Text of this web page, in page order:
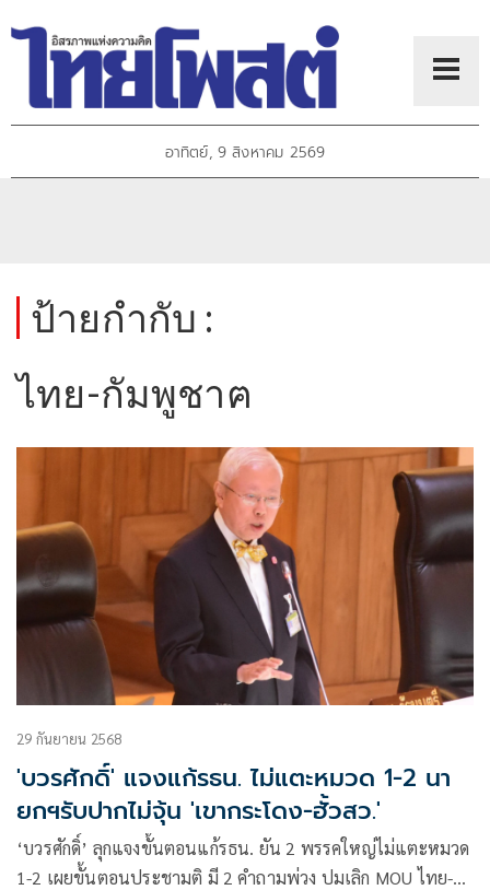
อาทิตย์, 9 สิงหาคม 2569
ป้ายกำกับ :
ไทย-กัมพูชาฅ
29 กันยายน 2568
'บวรศักดิ์' แจงแก้รธน. ไม่แตะหมวด 1-2 นา
ยกฯรับปากไม่จุ้น 'เขากระโดง-ฮั้วสว.'
‘บวรศักดิ์’ ลุกแจงขั้นตอนแก้รธน. ยัน 2 พรรคใหญ่ไม่แตะหมวด
1-2 เผยขั้นตอนประชามติ มี 2 คำถามพ่วง ปมเลิก MOU ไทย-